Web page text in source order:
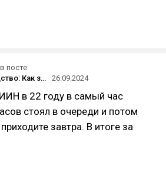
в посте
Полное руководство: Как заказать ИИН Казахстана удаленно из России в 2024 году
26.09.2024
в 22 году в самый час
стоял в очереди и потом
завтра. В итоге за